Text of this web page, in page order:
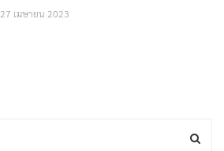
27 เมษายน 2023